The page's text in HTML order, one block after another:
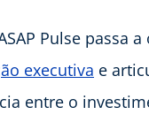
Pulse passa
executiva e
entre o